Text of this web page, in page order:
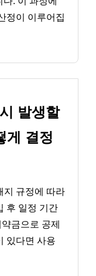
정이 이루어집
발생할
게 결정
지 규정에 따라
후 일정 기간
금으로 공제
있다면 사용